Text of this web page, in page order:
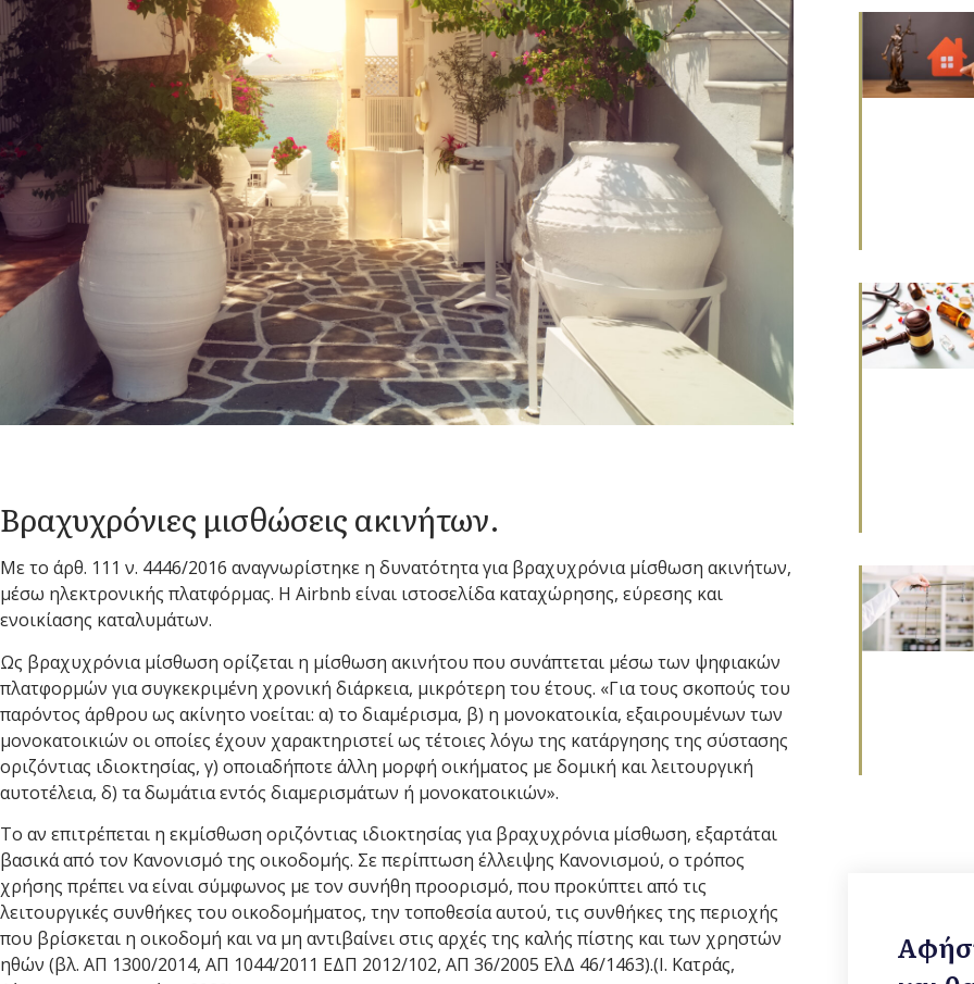
Βραχυχρόνιες μισθώσεις ακινήτων.
Με το άρθ. 111 ν. 4446/2016 αναγνωρίστηκε η δυνατότητα για βραχυχρόνια μίσθωση ακινήτων,
μέσω ηλεκτρονικής πλατφόρμας. Η Airbnb είναι ιστοσελίδα καταχώρησης, εύρεσης και
ενοικίασης καταλυμάτων.
Ως βραχυχρόνια μίσθωση ορίζεται η μίσθωση ακινήτου που συνάπτεται μέσω των ψηφιακών
πλατφορμών για συγκεκριμένη χρονική διάρκεια, μικρότερη του έτους. «Για τους σκοπούς του
παρόντος άρθρου ως ακίνητο νοείται: α) το διαμέρισμα, β) η μονοκατοικία, εξαιρουμένων των
μονοκατοικιών οι οποίες έχουν χαρακτηριστεί ως τέτοιες λόγω της κατάργησης της σύστασης
οριζόντιας ιδιοκτησίας, γ) οποιαδήποτε άλλη μορφή οικήματος με δομική και λειτουργική
αυτοτέλεια, δ) τα δωμάτια εντός διαμερισμάτων ή μονοκατοικιών».
Το αν επιτρέπεται η εκμίσθωση οριζόντιας ιδιοκτησίας για βραχυχρόνια μίσθωση, εξαρτάται
βασικά από τον Κανονισμό της οικοδομής. Σε περίπτωση έλλειψης Κανονισμού, ο τρόπος
χρήσης πρέπει να είναι σύμφωνος με τον συνήθη προορισμό, που προκύπτει από τις
λειτουργικές συνθήκες του οικοδομήματος, την τοποθεσία αυτού, τις συνθήκες της περιοχής
που βρίσκεται η οικοδομή και να μη αντιβαίνει στις αρχές της καλής πίστης και των χρηστών
ηθών (βλ. ΑΠ 1300/2014, ΑΠ 1044/2011 ΕΔΠ 2012/102, ΑΠ 36/2005 ΕλΔ 46/1463).(Ι. Κατράς,